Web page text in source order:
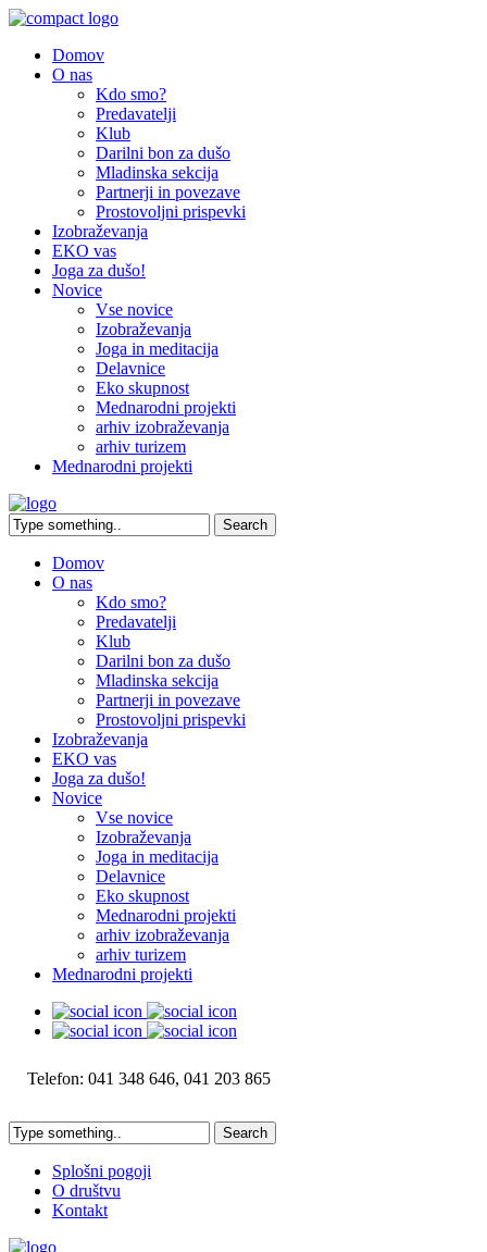
Domov
O nas
Kdo smo?
Predavatelji
Klub
Darilni bon za dušo
Mladinska sekcija
Partnerji in povezave
Prostovoljni prispevki
Izobraževanja
EKO vas
Joga za dušo!
Novice
Vse novice
Izobraževanja
Joga in meditacija
Delavnice
Eko skupnost
Mednarodni projekti
arhiv izobraževanja
arhiv turizem
Mednarodni projekti
Domov
O nas
Kdo smo?
Predavatelji
Klub
Darilni bon za dušo
Mladinska sekcija
Partnerji in povezave
Prostovoljni prispevki
Izobraževanja
EKO vas
Joga za dušo!
Novice
Vse novice
Izobraževanja
Joga in meditacija
Delavnice
Eko skupnost
Mednarodni projekti
arhiv izobraževanja
arhiv turizem
Mednarodni projekti
Telefon: 041 348 646, 041 203 865
Splošni pogoji
O društvu
Kontakt